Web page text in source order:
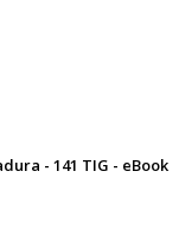
- 141 TIG - eBook